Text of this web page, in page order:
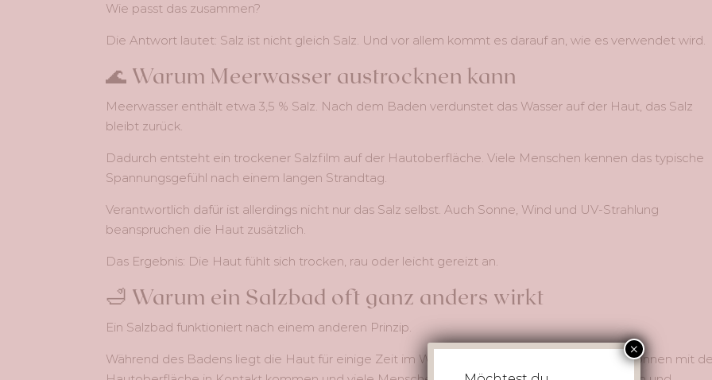
Wie passt das zusammen?
Die Antwort lautet: Salz ist nicht gleich Salz. Und vor allem kommt es darauf an, wie es verwendet wird.
🌊 Warum Meerwasser austrocknen kann
Meerwasser enthält etwa 3,5 % Salz. Nach dem Baden verdunstet das Wasser auf der Haut, das Salz
bleibt zurück.
Dadurch entsteht ein trockener Salzfilm auf der Hautoberfläche. Viele Menschen kennen das typische
Spannungsgefühl nach einem langen Strandtag.
Verantwortlich dafür ist allerdings nicht nur das Salz selbst. Auch Sonne, Wind und UV-Strahlung
beanspruchen die Haut zusätzlich.
Das Ergebnis: Die Haut fühlt sich trocken, rau oder leicht gereizt an.
🛁 Warum ein Salzbad oft ganz anders wirkt
Ein Salzbad funktioniert nach einem anderen Prinzip.
Während des Badens liegt die Haut für einige Zeit im Wasser. Die enthaltenen Mineralien können mit
×